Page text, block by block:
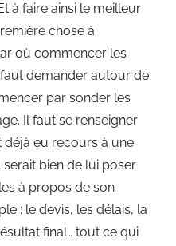
à faire ainsi le meilleur
chose à
où commencer les
demander autour de
par sonder les
Il faut se renseigner
déjà eu recours à une
serait bien de lui poser
à propos de son
: le devis, les délais, la
final… tout ce qui